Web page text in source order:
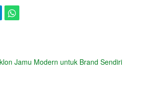
Jamu Modern untuk Brand Sendiri